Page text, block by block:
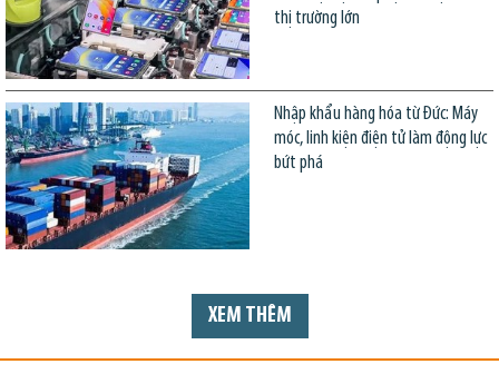
thị trường lớn
Nhập khẩu hàng hóa từ Đức: Máy
móc, linh kiện điện tử làm động lực
bứt phá
XEM THÊM